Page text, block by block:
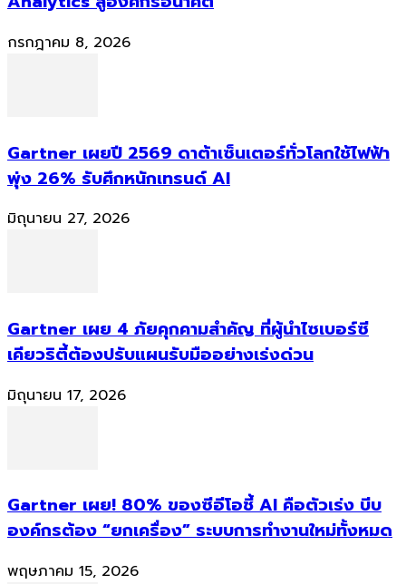
กรกฎาคม 8, 2026
Gartner เผยปี 2569 ดาต้าเซ็นเตอร์ทั่วโลกใช้ไฟฟ้า
พุ่ง 26% รับศึกหนักเทรนด์ AI
มิถุนายน 27, 2026
Gartner เผย 4 ภัยคุกคามสำคัญ ที่ผู้นำไซเบอร์ซี
เคียวริตี้ต้องปรับแผนรับมืออย่างเร่งด่วน
มิถุนายน 17, 2026
Gartner เผย! 80% ของซีอีโอชี้ AI คือตัวเร่ง บีบ
องค์กรต้อง “ยกเครื่อง” ระบบการทำงานใหม่ทั้งหมด
พฤษภาคม 15, 2026